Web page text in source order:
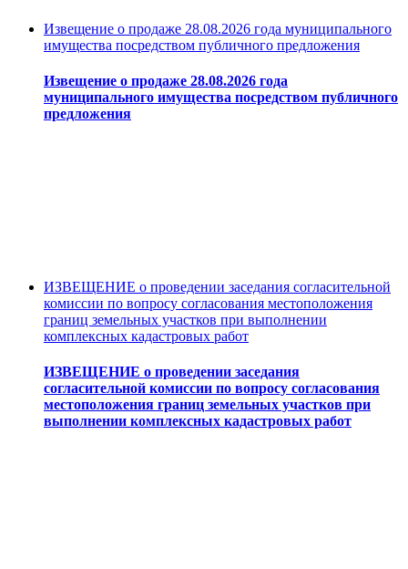
Извещение о продаже 28.08.2026 года муниципального
имущества посредством публичного предложения
Извещение о продаже 28.08.2026 года
муниципального имущества посредством публичного
предложения
ИЗВЕЩЕНИЕ о проведении заседания согласительной
комиссии по вопросу согласования местоположения
границ земельных участков при выполнении
комплексных кадастровых работ
ИЗВЕЩЕНИЕ о проведении заседания
согласительной комиссии по вопросу согласования
местоположения границ земельных участков при
выполнении комплексных кадастровых работ